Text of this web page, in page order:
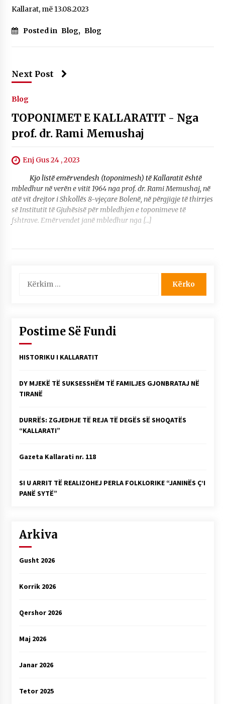
Kallarat, më 13.08.2023
Posted in Blog, Blog
Next Post
Blog
TOPONIMET E KALLARATIT - Nga
prof. dr. Rami Memushaj
Enj Gus 24 , 2023
Kjo listë emërvendesh (toponimesh) të Kallaratit është
mbledhur në verën e vitit 1964 nga prof. dr. Rami Memushaj, në
atë vit drejtor i Shkollës 8-vjeçare Bolenë, në përgjigje të thirrjes
së Institutit të Gjuhësisë për mbledhjen e toponimeve të
fshtrave. Emërvendet janë mbledhur nga […]
për:
Postime Së Fundi
HISTORIKU I KALLARATIT
DY MJEKË TË SUKSESSHËM TË FAMILJES GJONBRATAJ NË
TIRANË
DURRËS: ZGJEDHJE TË REJA TË DEGËS SË SHOQATËS
“KALLARATI”
Gazeta Kallarati nr. 118
SI U ARRIT TË REALIZOHEJ PERLA FOLKLORIKE “JANINËS Ç’I
PANË SYTË”
Arkiva
Gusht 2026
Korrik 2026
Qershor 2026
Maj 2026
Janar 2026
Tetor 2025